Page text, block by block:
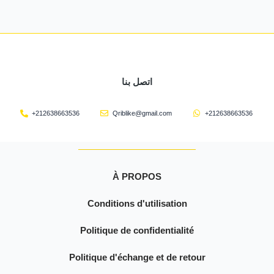
اتصل بنا
+212638663536 Qriblike@gmail.com +212638663536
À PROPOS
Conditions d'utilisation
Politique de confidentialité
Politique d'échange et de retour